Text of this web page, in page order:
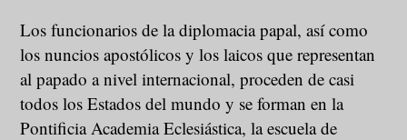
Los funcionarios de la diplomacia papal, así como
los nuncios apostólicos y los laicos que representan
al papado a nivel internacional, proceden de casi
todos los Estados del mundo y se forman en la
Pontificia Academia Eclesiástica, la escuela de